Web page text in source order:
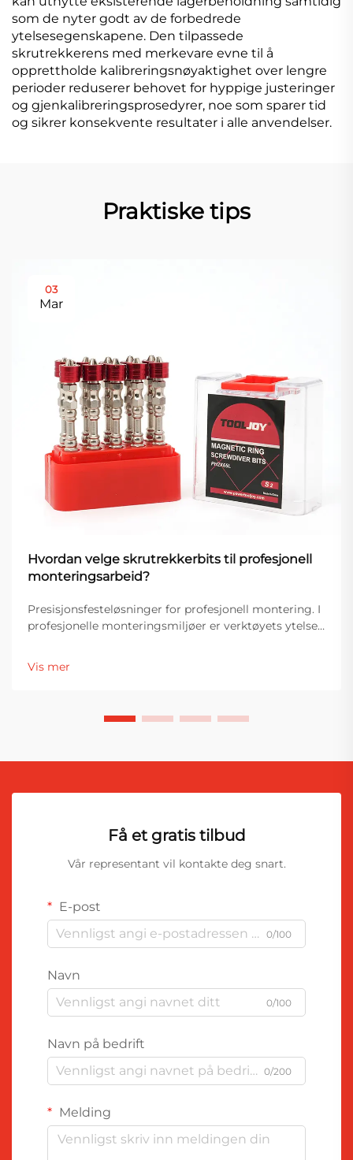
som de nyter godt av de forbedrede
ytelsesegenskapene. Den tilpassede
skrutrekkerens med merkevare evne til å
opprettholde kalibreringsnøyaktighet over lengre
perioder reduserer behovet for hyppige justeringer
og gjenkalibreringsprosedyrer, noe som sparer tid
og sikrer konsekvente resultater i alle anvendelser.
Praktiske tips
03
Mar
Hvordan velge skrutrekkerbits til profesjonell
monteringsarbeid?
Presisjonsfesteløsninger for profesjonell montering. I
profesjonelle monteringsmiljøer er verktøyets ytelse
produktkvalitet. Blant de viktigste komponentene i
festesystemer er skruemaskinbitar...
Vis mer
Få et gratis tilbud
Vår representant vil kontakte deg snart.
E-post
0/100
Navn
0/100
Navn på bedrift
0/200
Melding